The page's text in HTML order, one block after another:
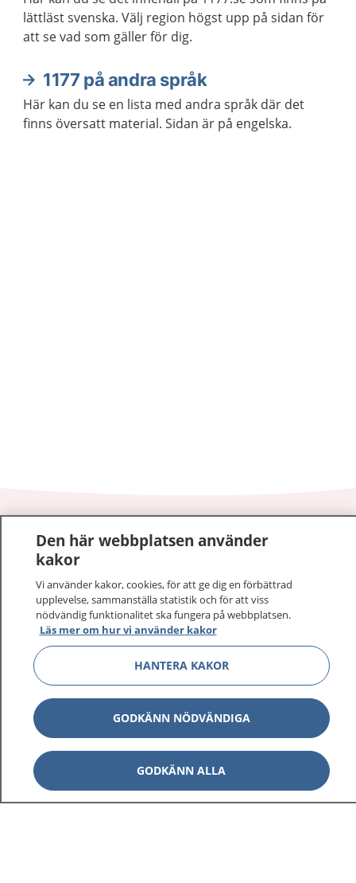
lättläst svenska. Välj region högst upp på sidan för
att se vad som gäller för dig.
1177 på andra språk
Här kan du se en lista med andra språk där det
finns översatt material. Sidan är på engelska.
1177 – tryggt om din hälsa och vård
På 1177.se får du råd om hälsa och information om
sjukdomar och vilka mottagningar du kan kontakta.
Logga in för att läsa din journal och göra dina
vårdärenden. Ring telefonnummer 1177 för
sjukvårdsrådgivning dygnet runt.
1177 ger dig råd när du vill må bättre.
1177 på flera språk Visa
Visa
Den här webbplatsen använder
kakor
Vi använder kakor, cookies, för att ge dig en förbättrad
upplevelse, sammanställa statistik och för att viss
nödvändig funktionalitet ska fungera på webbplatsen.
Läs mer om hur vi använder kakor
HANTERA KAKOR
GODKÄNN NÖDVÄNDIGA
GODKÄNN ALLA